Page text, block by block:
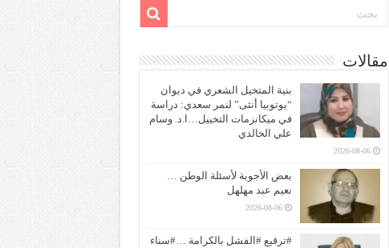
مقالات
بنية المتخيل الشعري في ديوان
“يوتوبيا أنثى” لنمر سعدي: دراسة
في ميكانزمات التخييل…ا.د. وسام
علي الخالدي
2026-08-06
بعض الأجوبة لأسئلة الوطن …
نعيم عبد مهلهل
2026-08-06
#ترقيع #الفشل بالكرامة …#سناء